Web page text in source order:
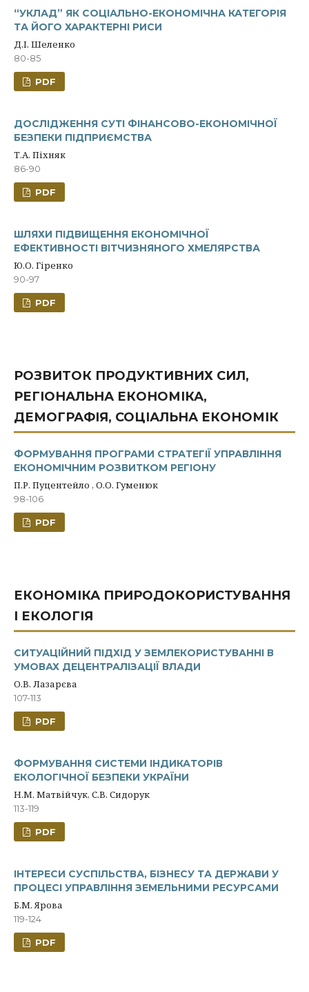
“УКЛАД” ЯК СОЦІАЛЬНО-ЕКОНОМІЧНА КАТЕГОРІЯ
ТА ЙОГО ХАРАКТЕРНІ РИСИ
Д.І. Шеленко
80-85
PDF
ДОСЛІДЖЕННЯ СУТІ ФІНАНСОВО-ЕКОНОМІЧНОЇ
БЕЗПЕКИ ПІДПРИЄМСТВА
Т.А. Піхняк
86-90
PDF
ШЛЯХИ ПІДВИЩЕННЯ ЕКОНОМІЧНОЇ
ЕФЕКТИВНОСТІ ВІТЧИЗНЯНОГО ХМЕЛЯРСТВА
Ю.О. Гіренко
90-97
PDF
РОЗВИТОК ПРОДУКТИВНИХ СИЛ,
РЕГІОНАЛЬНА ЕКОНОМІКА,
ДЕМОГРАФІЯ, СОЦІАЛЬНА ЕКОНОМІК
ФОРМУВАННЯ ПРОГРАМИ СТРАТЕГІЇ УПРАВЛІННЯ
ЕКОНОМІЧНИМ РОЗВИТКОМ РЕГІОНУ
П.Р. Пуцентейло , О.О. Гуменюк
98-106
PDF
ЕКОНОМІКА ПРИРОДОКОРИСТУВАННЯ
І ЕКОЛОГІЯ
СИТУАЦІЙНИЙ ПІДХІД У ЗЕМЛЕКОРИСТУВАННІ В
УМОВАХ ДЕЦЕНТРАЛІЗАЦІЇ ВЛАДИ
О.В. Лазарєва
107-113
PDF
ФОРМУВАННЯ СИСТЕМИ ІНДИКАТОРІВ
ЕКОЛОГІЧНОЇ БЕЗПЕКИ УКРАЇНИ
Н.М. Матвійчук, С.В. Сидорук
113-119
PDF
ІНТЕРЕСИ СУСПІЛЬСТВА, БІЗНЕСУ ТА ДЕРЖАВИ У
ПРОЦЕСІ УПРАВЛІННЯ ЗЕМЕЛЬНИМИ РЕСУРСАМИ
Б.М. Ярова
119-124
PDF